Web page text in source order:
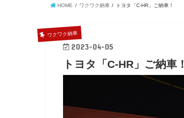
HOME ワクワク納車 トヨタ「C-HR」ご納車！
ワクワク納車
2023-04-05
トヨタ「C-HR」ご納車！